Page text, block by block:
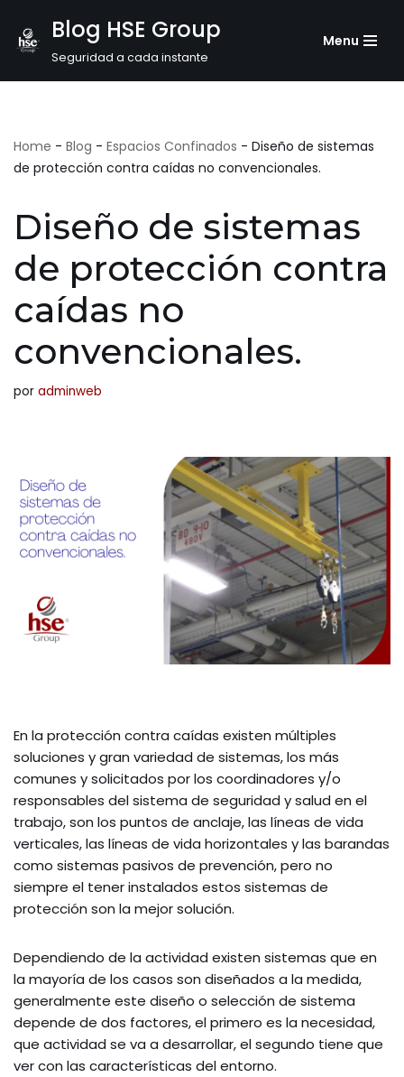
Saltar
Blog HSE Group
Seguridad a cada instante
Menu
Home - Blog - Espacios Confinados - Diseño de sistemas
de protección contra caídas no convencionales.
Diseño de sistemas
de protección contra
caídas no
convencionales.
por adminweb
En la protección contra caídas existen múltiples
soluciones y gran variedad de sistemas, los más
comunes y solicitados por los coordinadores y/o
responsables del sistema de seguridad y salud en el
trabajo, son los puntos de anclaje, las líneas de vida
verticales, las líneas de vida horizontales y las barandas
como sistemas pasivos de prevención, pero no
siempre el tener instalados estos sistemas de
protección son la mejor solución.
Dependiendo de la actividad existen sistemas que en
la mayoría de los casos son diseñados a la medida,
generalmente este diseño o selección de sistema
depende de dos factores, el primero es la necesidad,
que actividad se va a desarrollar, el segundo tiene que
ver con las características del entorno.